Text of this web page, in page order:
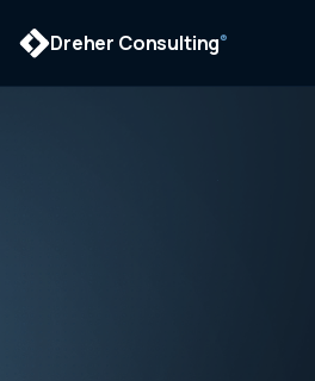
Dreher Consulting®